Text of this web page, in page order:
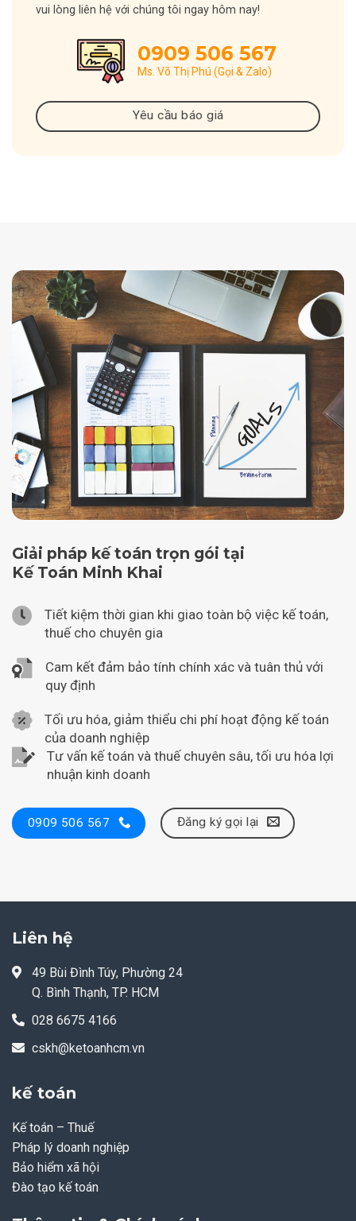
vui lòng liên hệ với chúng tôi ngay hôm nay!
0909 506 567
Ms. Võ Thị Phú (Gọi & Zalo)
Yêu cầu báo giá
Giải pháp kế toán trọn gói tại
Kế Toán Minh Khai
Tiết kiệm thời gian khi giao toàn bộ việc kế toán,
thuế cho chuyên gia
Cam kết đảm bảo tính chính xác và tuân thủ với
quy định
Tối ưu hóa, giảm thiểu chi phí hoạt động kế toán
của doanh nghiệp
Tư vấn kế toán và thuế chuyên sâu, tối ưu hóa lợi
nhuận kinh doanh
0909 506 567 Đăng ký gọi lại
Liên hệ
49 Bùi Đình Túy, Phường 24
Q. Bình Thạnh, TP. HCM
028 6675 4166
cskh@ketoanhcm.vn
kế toán
Kế toán – Thuế
Pháp lý doanh nghiệp
Bảo hiểm xã hội
Đào tạo kế toán